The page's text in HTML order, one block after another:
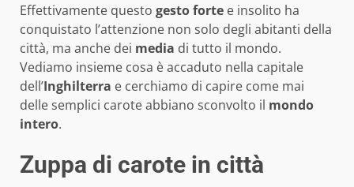
Effettivamente questo gestoforte e insolito ha
conquistato l’attenzione non solo degli abitanti della
città, ma anche dei media di tutto il mondo.
Vediamo insieme cosa è accaduto nella capitale
dell’Inghilterra e cerchiamo di capire come mai
delle semplici carote abbiano sconvolto il mondo
intero.
Zuppa di carote in città